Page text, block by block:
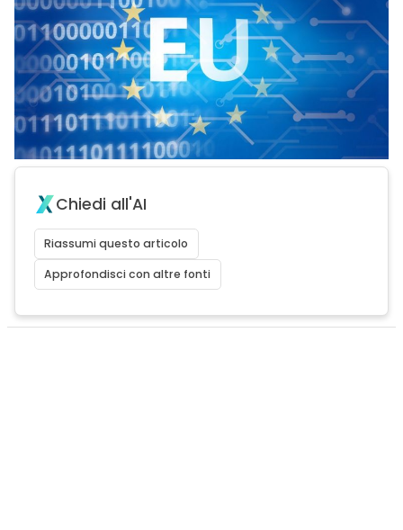
Chiedi all'AI
Riassumi questo articolo
Approfondisci con altre fonti